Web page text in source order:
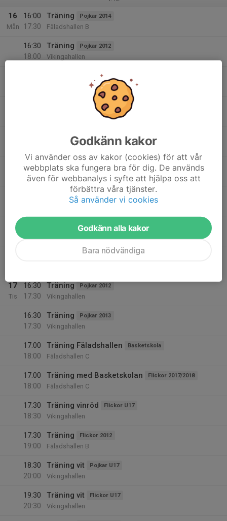
16
Mån
16:00
17:30
Träning Pojkar 2014
Fäladshallen B
16:30
18:00
Träning Pojkar 2012
Vikingahallen
Pojkar 2015/2016
Fäladshallen C
Basketskola
Träning Flickor 2013
Fäladshallen C
19:00
20:30
Träning Flickor 2014
Fäladshallen C
Träning vinröd Flickor U17
Pojkar 2011
Damer
17
Tis
16:30
17:30
Träning Pojkar 2012
Vikingahallen
16:30
17:30
Träning Pojkar 2013
Vikingahallen
17:00
18:00
Träning Fäladshallen Basketskola
Fäladshallen C
17:00
18:00
Träning med Basketskolan Flickor 2017/2018
Fäladshallen C
17:30
18:30
Träning vinröd Flickor U17
Vikingahallen
17:30
19:00
Träning Flickor 2012
Fäladshallen B
18:30
20:00
Träning vit Pojkar U17
Vikingahallen
19:30
20:30
Träning vit Flickor U17
Vikingahallen
Godkänn kakor
Vi använder oss av kakor (cookies) för att vår
webbplats ska fungera bra för dig. De används
även för webbanalys i syfte att hjälpa oss att
förbättra våra tjänster.
Så använder vi cookies
Godkänn alla kakor
Bara nödvändiga